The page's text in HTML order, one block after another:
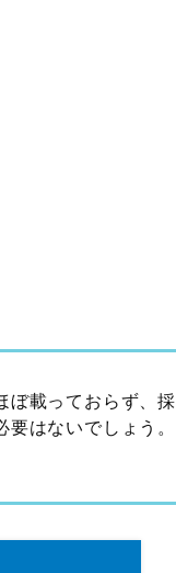
ぼ載っておらず、採
はないでしょう。